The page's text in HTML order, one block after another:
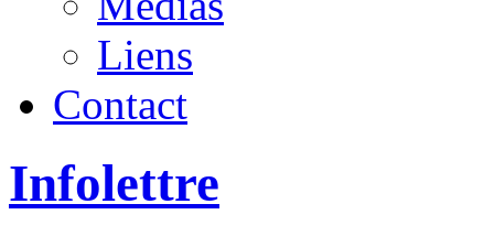
Liens
Contact
Infolettre